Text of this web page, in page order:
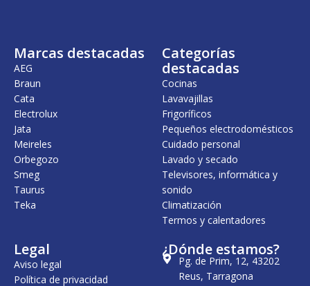
Marcas destacadas
AEG
Braun
Cata
Electrolux
Jata
Meireles
Orbegozo
Smeg
Taurus
Teka
Categorías
destacadas
Cocinas
Lavavajillas
Frigoríficos
Pequeños electrodomésticos
Cuidado personal
Lavado y secado
Televisores, informática y
sonido
Climatización
Termos y calentadores
Legal
Aviso legal
Política de privacidad
¿Dónde estamos?
Pg. de Prim, 12, 43202
Reus, Tarragona